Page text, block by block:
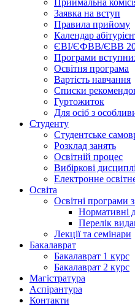
Приймальна
Заявка на вступ
Правила прийому
Календар
ЄВІ/ЄФВВ/ЄВВ
Програми
Освітня програма
Вартість навчання
Списки
Гуртожиток
Для осіб з
Студенту
Студентське
Розклад занять
Освітній процес
Вибіркові
Електронне
Освіта
Освітні програми
Нормативні
Перелік
Лекції та семінари
Бакалаврат
Бакалаврат 1 курс
Бакалаврат 2 курс
Магістратура
Аспірантура
Контакти